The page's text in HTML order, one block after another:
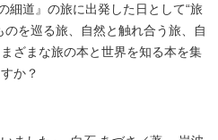
道』の旅に出発した日として“旅
を巡る旅、自然と触れ合う旅、自
ざまな旅の本と世界を知る本を集
か？​